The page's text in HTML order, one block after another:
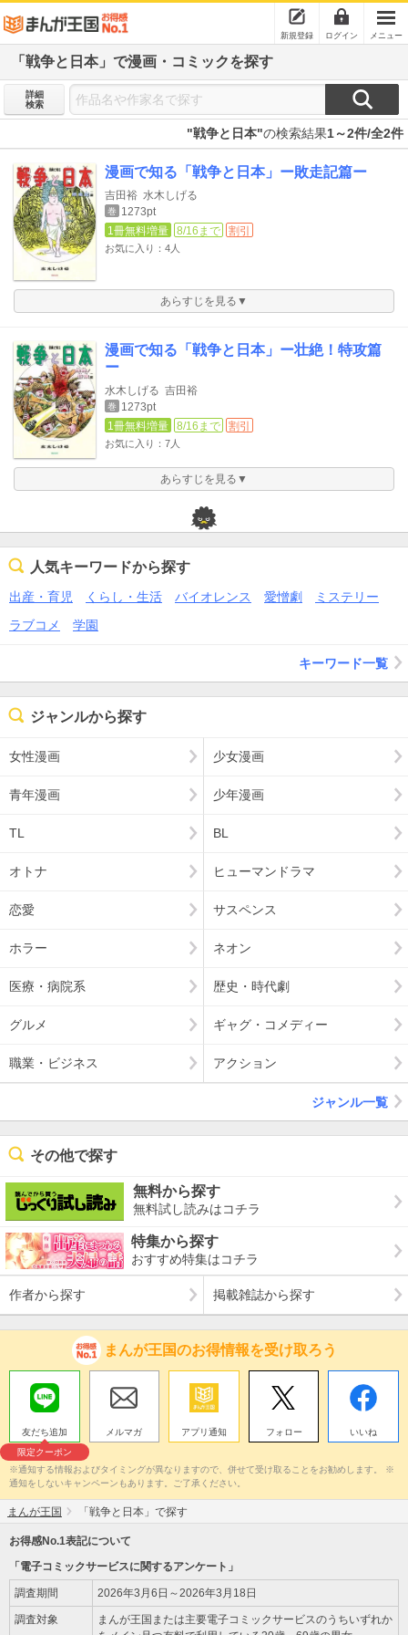
新規登録 ログイン メニュー
「戦争と日本」で漫画・コミックを探す
詳細
検索
"戦争と日本"の検索結果1～2件/全2件
漫画で知る「戦争と日本」ー敗走記篇ー
吉田裕 水木しげる
巻
1273pt
1冊無料増量
8/16まで 割引
お気に入り：4人
あらすじを見る▼
漫画で知る「戦争と日本」ー壮絶！特攻篇
ー
水木しげる 吉田裕
巻
1273pt
1冊無料増量
8/16まで 割引
お気に入り：7人
あらすじを見る▼
人気キーワードから探す
出産・育児 くらし・生活 バイオレンス 愛憎劇
ミステリー
ラブコメ
学園
キーワード一覧
ジャンルから探す
女性漫画 少女漫画
青年漫画 少年漫画
TL BL
オトナ ヒューマンドラマ
恋愛 サスペンス
ホラー ネオン
医療・病院系 歴史・時代劇
グルメ ギャグ・コメディー
職業・ビジネス アクション
ジャンル一覧
その他で探す
無料から探す
無料試し読みはコチラ
特集から探す
おすすめ特集はコチラ
作者から探す 掲載雑誌から探す
まんが王国のお得情報を受け取ろう
友だち追加
限定クーポン
メルマガ アプリ通知 フォロー いいね
※通知する情報およびタイミングが異なりますので、併せて受け取ることをお勧めします。 ※
通知をしないキャンペーンもあります。ご了承ください。
まんが王国 「戦争と日本」で探す
お得感No.1表記について
「電子コミックサービスに関するアンケート」
調査期間 2026年3月6日～2026年3月18日
調査対象
まんが王国または主要電子コミックサービスのうちいずれか